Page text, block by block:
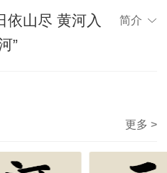
依山尽 黄河入
”
简介
更多 >